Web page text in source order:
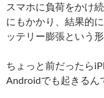
スマホに負荷をかけ
にもかかり、結果的
ッテリー膨張という形
ちょっと前だったら
Androidでも起きるん